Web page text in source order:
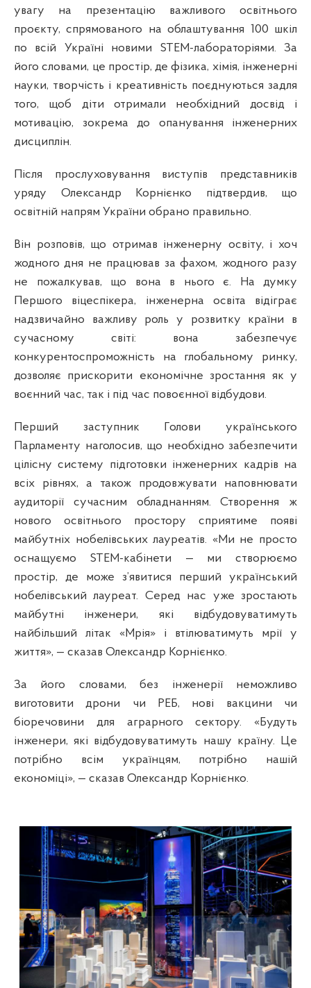
увагу на презентацію важливого освітнього
проєкту, спрямованого на облаштування 100 шкіл
по всій Україні новими STEM-лабораторіями. За
його словами, це простір, де фізика, хімія, інженерні
науки, творчість і креативність поєднуються задля
того, щоб діти отримали необхідний досвід і
мотивацію, зокрема до опанування інженерних
дисциплін.
Після прослуховування виступів представників
уряду Олександр Корнієнко підтвердив, що
освітній напрям України обрано правильно.
Він розповів, що отримав інженерну освіту, і хоч
жодного дня не працював за фахом, жодного разу
не пожалкував, що вона в нього є. На думку
Першого віцеспікера, інженерна освіта відіграє
надзвичайно важливу роль у розвитку країни в
сучасному світі: вона забезпечує
конкурентоспроможність на глобальному ринку,
дозволяє прискорити економічне зростання як у
воєнний час, так і під час повоєнної відбудови.
Перший заступник Голови українського
Парламенту наголосив, що необхідно забезпечити
цілісну систему підготовки інженерних кадрів на
всіх рівнях, а також продовжувати наповнювати
аудиторії сучасним обладнанням. Створення ж
нового освітнього простору сприятиме появі
майбутніх нобелівських лауреатів. «Ми не просто
оснащуємо STEM-кабінети — ми створюємо
простір, де може з’явитися перший український
нобелівський лауреат. Серед нас уже зростають
майбутні інженери, які відбудовуватимуть
найбільший літак «Мрія» і втілюватимуть мрії у
життя», — сказав Олександр Корнієнко.
За його словами, без інженерії неможливо
виготовити дрони чи РЕБ, нові вакцини чи
біоречовини для аграрного сектору. «Будуть
інженери, які відбудовуватимуть нашу країну. Це
потрібно всім українцям, потрібно нашій
економіці», — сказав Олександр Корнієнко.